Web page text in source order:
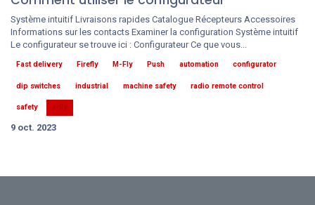
Système intuitif Livraisons rapides Catalogue Récepteurs Accessoires
Informations sur les contacts Examiner la configuration Système intuitif
Le configurateur se trouve ici : Configurateur Ce que vous...
Fast delivery Firefly M-Fly Push automation configurator
dip switches industrial machine safety radio remote control
safety x-fly
9 oct. 2023